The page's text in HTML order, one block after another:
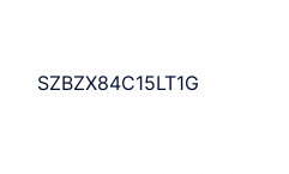
SZBZX84C15LT1G